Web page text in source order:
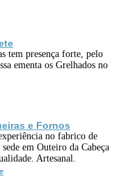
tem presença forte, pelo
ementa os Grelhados no
e Fornos
no fabrico de
sede em Outeiro da Cabeça
Artesanal.